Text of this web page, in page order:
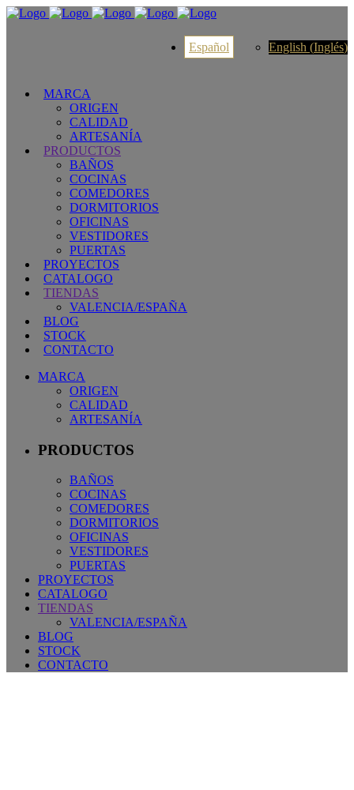
Español English (Inglés)
MARCA
ORIGEN
CALIDAD
ARTESANÍA
PRODUCTOS
BAÑOS
COCINAS
COMEDORES
DORMITORIOS
OFICINAS
VESTIDORES
PUERTAS
PROYECTOS
CATALOGO
TIENDAS
VALENCIA/ESPAÑA
BLOG
STOCK
CONTACTO
MARCA
ORIGEN
CALIDAD
ARTESANÍA
PRODUCTOS
BAÑOS
COCINAS
COMEDORES
DORMITORIOS
OFICINAS
VESTIDORES
PUERTAS
PROYECTOS
CATALOGO
TIENDAS
VALENCIA/ESPAÑA
BLOG
STOCK
CONTACTO